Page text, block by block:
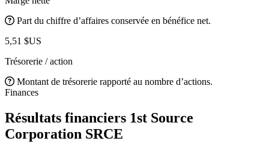
Part du chiffre d’affaires conservée en bénéfice net.
5,51 $US
Trésorerie / action
Montant de trésorerie rapporté au nombre d’actions.
Finances
Résultats financiers 1st Source
Corporation SRCE